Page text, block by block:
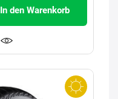
In den Warenkorb